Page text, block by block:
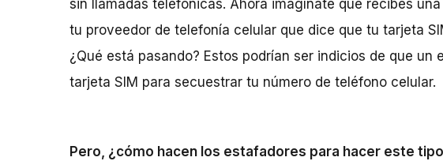
sin llamadas telefónicas. Ahora imagínate que recibes
tu proveedor de telefonía celular que dice que tu tarjeta
¿Qué está pasando? Estos podrían ser indicios de que un
tarjeta SIM para secuestrar tu número de teléfono celular.
Pero, ¿cómo hacen los estafadores para hacer este